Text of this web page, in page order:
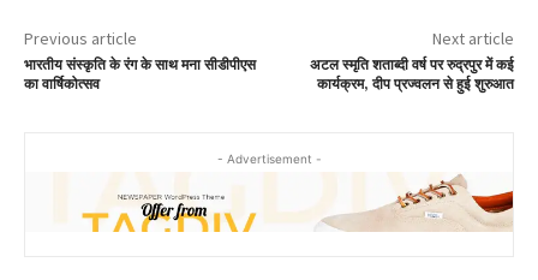
Previous article
भारतीय संस्कृति के रंग के साथ मना सीडीपीएस
का वार्षिकोत्सव
Next article
अटल स्मृति शताब्दी वर्ष पर रुद्रपुर में कई
कार्यक्रम, दीप प्रज्वलन से हुई शुरुआत
- Advertisement -